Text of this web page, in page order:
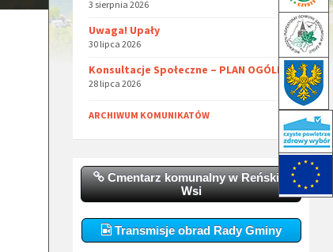
3 sierpnia 2026
Uwaga! Upały
30 lipca 2026
Konsultacje Społeczne – PLAN OGÓLNY
28 lipca 2026
ARCHIWUM KOMUNIKATÓW
Cmentarz komunalny w Reńskiej
Wsi
Transmisje obrad Rady Gminy